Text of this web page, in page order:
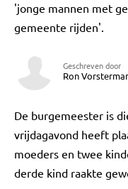
'jonge mannen met
gemeente rijden'.
Geschreven door
Ron
De burgemeester is
vrijdagavond heeft
moeders en twee
derde kind raakte